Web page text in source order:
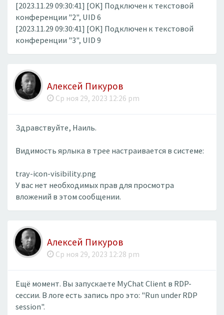
[2023.11.29 09:30:41] [OK] Подключен к текстовой
конференции "2", UID 6
[2023.11.29 09:30:41] [OK] Подключен к текстовой
конференции "3", UID 9
Алексей Пикуров
Ср ноя 29, 2023 12:26 pm
Здравствуйте, Наиль.
Видимость ярлыка в трее настраивается в системе:
tray-icon-visibility.png
У вас нет необходимых прав для просмотра
вложений в этом сообщении.
Алексей Пикуров
Ср ноя 29, 2023 12:28 pm
Ещё момент. Вы запускаете MyChat Client в RDP-
сессии. В логе есть запись про это: "Run under RDP
session".